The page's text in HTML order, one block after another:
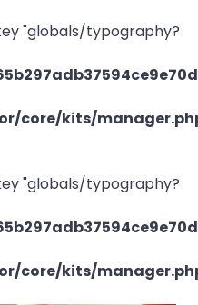
"globals/typography?
core/kits/
"globals/typography?
core/kits/